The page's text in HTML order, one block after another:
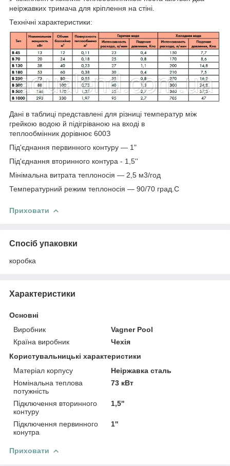
неіржавких тримача для кріплення на стіні.
Технічні характеристики:
Дані в таблиці представлені для різниці температур між
грейкою водою й підігріваною на вході в
теплообмінник дорівнює 600З
Під'єднання первинного контуру — 1"
Під'єднання вторинного контура - 1,5''
Мінімальна витрата теплоносія — 2,5 м3/год
Температурний режим теплоносія — 90/70 град.С
Приховати
Спосіб упаковки
коробка
Характеристики
Основні
Виробник
Vagner Pool
Країна виробник
Чехія
Користувальницькі характеристики
Матеріал корпусу
Неіржавка сталь
Номінальна теплова
потужність
73 кВт
Підключення вторинного
контуру
1,5''
Підключення первинного
конутра
1''
Приховати